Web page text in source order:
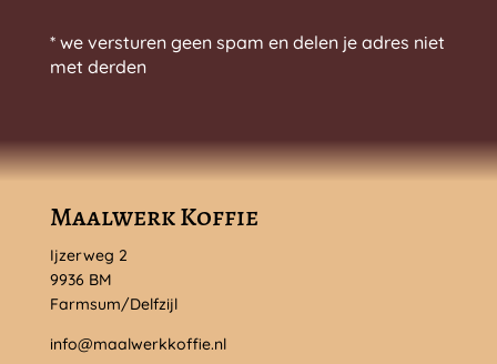
* we versturen geen spam en delen je adres niet
met derden
Maalwerk Koffie
Ijzerweg 2
9936 BM
Farmsum/Delfzijl
info@maalwerkkoffie.nl